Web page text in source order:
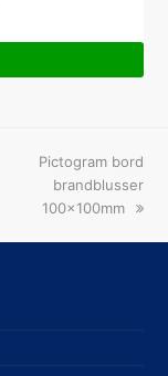
next
post:
Pictogram bord
brandblusser
100x100mm